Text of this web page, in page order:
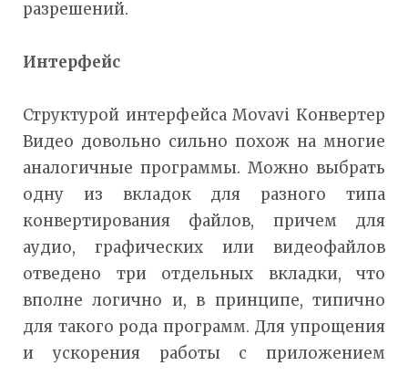
разрешений.
Интерфейс
Структурой интерфейса Movavi Конвертер
Видео довольно сильно похож на многие
аналогичные программы. Можно выбрать
одну из вкладок для разного типа
конвертирования файлов, причем для
аудио, графических или видеофайлов
отведено три отдельных вкладки, что
вполне логично и, в принципе, типично
для такого рода программ. Для упрощения
и ускорения работы с приложением